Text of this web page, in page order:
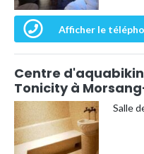
Afficher le
Centre
Tonicity à
Salle